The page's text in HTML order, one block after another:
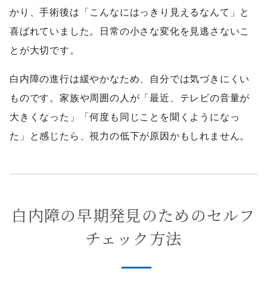
かり、手術後は「こんなにはっきり見えるなんて」と
喜ばれていました。日常の小さな変化を見逃さないこ
とが大切です。
白内障の進行は緩やかなため、自分では気づきにくい
ものです。家族や周囲の人が「最近、テレビの音量が
大きくなった」「何度も同じことを聞くようになっ
た」と感じたら、視力の低下が原因かもしれません。
白内障の早期発見のためのセルフ
チェック方法